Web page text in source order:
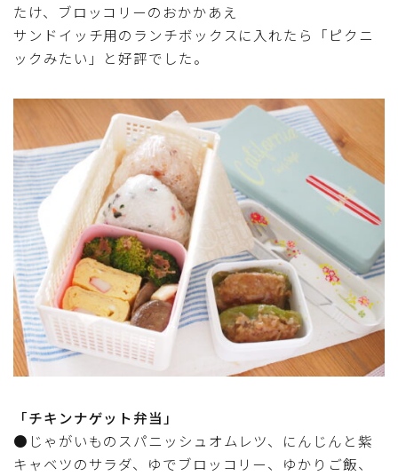
麺料理(パスタ・うどん・そうめん・春雨など)
豆腐・厚揚げ・油揚げ・納豆・豆類・豆製品料理
缶詰料理(ツナ・サバ・いわし・ホタテ貝柱・コーン
等)
行事食(おせち・ハロウィン・クリスマス・雛祭り・子
供の日・七夕等)
乾物・海藻・麩料理
お弁当
漬物・ピクルス・保存食・発酵食品
圧力鍋使用の料理
たけ、ブロッコリーのおかかあえ
サンドイッチ用のランチボックスに入れたら「ピクニ
ックみたい」と好評でした。
「チキンナゲット弁当」
●じゃがいものスパニッシュオムレツ、にんじんと紫
キャベツのサラダ、ゆでブロッコリー、ゆかりご飯、